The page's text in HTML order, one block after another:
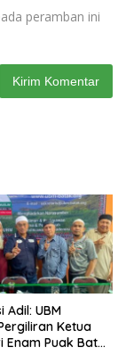
peramban ini
Adil: UBM
Ketua
Puak Batak